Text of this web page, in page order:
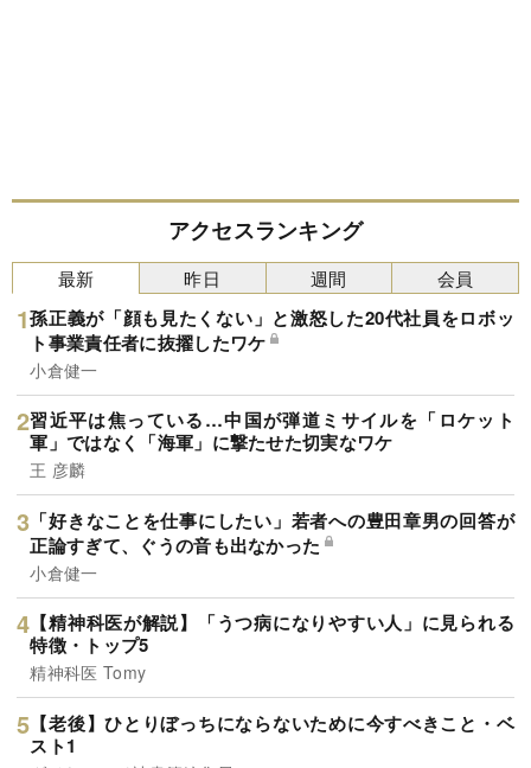
アクセスランキング
最新
孫正義が「顔も見たくない」と激怒した20代社員をロボッ
ト事業責任者に抜擢したワケ
小倉健一
習近平は焦っている…中国が弾道ミサイルを「ロケット
軍」ではなく「海軍」に撃たせた切実なワケ
王 彦麟
「好きなことを仕事にしたい」若者への豊田章男の回答が
正論すぎて、ぐうの音も出なかった
小倉健一
【精神科医が解説】「うつ病になりやすい人」に見られる
特徴・トップ5
精神科医 Tomy
【老後】ひとりぼっちにならないために今すべきこと・ベ
スト1
昨日 週間 会員